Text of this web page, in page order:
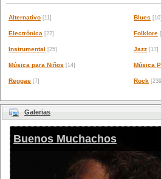
Alternativo [11] Blues [10]
Electrónica [22] Folklore
Instrumental [25] Jazz [17]
Música para Niños [14] Música
Reggae [7] Rock
Galerias
Buenos Muchachos